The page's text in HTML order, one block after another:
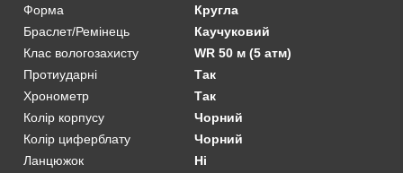
Форма
Кругла
Браслет/Ремінець
Каучуковий
Клас вологозахисту
WR 50 м (5 атм)
Протиударні
Так
Хронометр
Так
Колір корпусу
Чорний
Колір циферблату
Чорний
Ланцюжок
Ні